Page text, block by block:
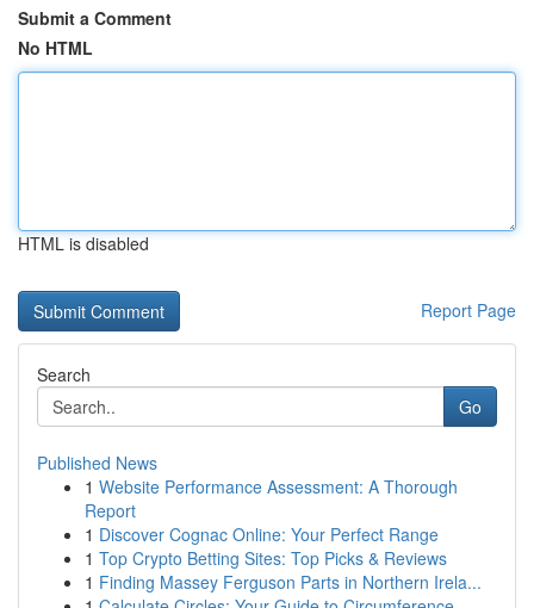
Submit a Comment
No HTML
HTML is disabled
Report Page
Search
Go
Published News
1 Website Performance Assessment: A Thorough
Report
1 Discover Cognac Online: Your Perfect Range
1 Top Crypto Betting Sites: Top Picks & Reviews
1 Finding Massey Ferguson Parts in Northern Irela...